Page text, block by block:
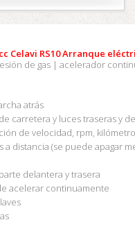
Celavi RS10 Arranque
de gas | acelerador
atrás
carretera y luces traseras y
de velocidad, rpm,
a distancia (se puede apagar
delantera y trasera
acelerar continuamente